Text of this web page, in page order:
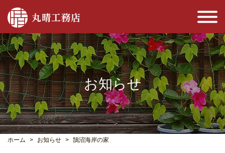
お知らせ
ホーム お知らせ 鵠沼海岸の家